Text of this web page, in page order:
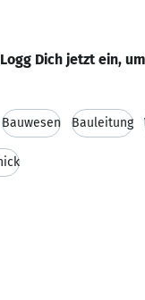
Logg Dich jetzt ein,
Bauwesen Bauleitung